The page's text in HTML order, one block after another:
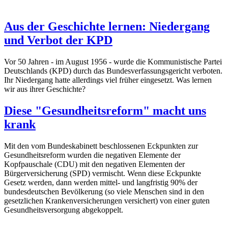
Aus der Geschichte lernen: Niedergang
und Verbot der KPD
Vor 50 Jahren - im August 1956 - wurde die Kommunistische Partei
Deutschlands (KPD) durch das Bundesverfassungsgericht verboten.
Ihr Niedergang hatte allerdings viel früher eingesetzt. Was lernen
wir aus ihrer Geschichte?
Diese "Gesundheitsreform" macht uns
krank
Mit den vom Bundeskabinett beschlossenen Eckpunkten zur
Gesundheitsreform wurden die negativen Elemente der
Kopfpauschale (CDU) mit den negativen Elementen der
Bürgerversicherung (SPD) vermischt. Wenn diese Eckpunkte
Gesetz werden, dann werden mittel- und langfristig 90% der
bundesdeutschen Bevölkerung (so viele Menschen sind in den
gesetzlichen Krankenversicherungen versichert) von einer guten
Gesundheitsversorgung abgekoppelt.